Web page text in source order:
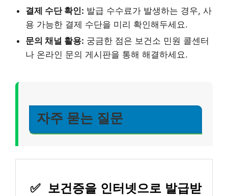
결제 수단 확인: 발급 수수료가 발생하는 경우, 사
용 가능한 결제 수단을 미리 확인해두세요.
문의 채널 활용: 궁금한 점은 보건소 민원 콜센터
나 온라인 문의 게시판을 통해 해결하세요.
자주 묻는 질문
✅ 보건증을 인터넷으로 발급받